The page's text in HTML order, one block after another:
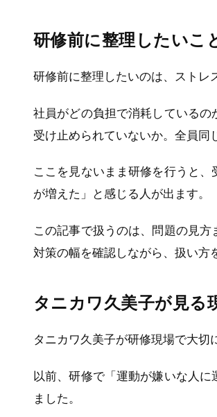
研修前に整理したいこ
研修前に整理したいのは、ストレ
社員がどの負担で消耗している
受け止められていないか。全員同
ここを見ないまま研修を行うと
が増えた」と感じる人が出ます。
この記事で扱うのは、問題の見
対策の幅を確認しながら、扱い方
タニカワ久美子が見る
タニカワ久美子が研修現場で大
以前、研修で「運動が嫌いな人
ました。